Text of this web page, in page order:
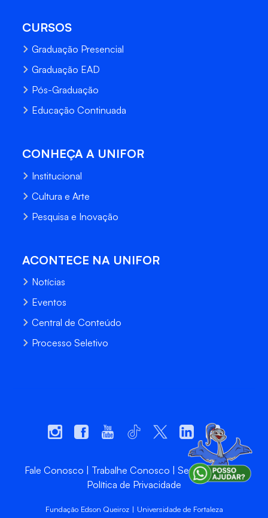
CURSOS
Graduação Presencial
Graduação EAD
Pós-Graduação
Educação Continuada
CONHEÇA A UNIFOR
Institucional
Cultura e Arte
Pesquisa e Inovação
ACONTECE NA UNIFOR
Notícias
Eventos
Central de Conteúdo
Processo Seletivo
Fale Conosco Trabalhe Conosco
Sempre Unifor
Política de Privacidade
Fundação Edson Queiroz | Universidade de Fortaleza